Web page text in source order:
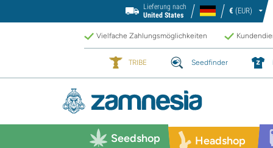
Lieferung nach
United States
€ (EUR)
Vielfache Zahlungsmöglichkeiten
TRIBE Seedfinder
Seedshop Headshop